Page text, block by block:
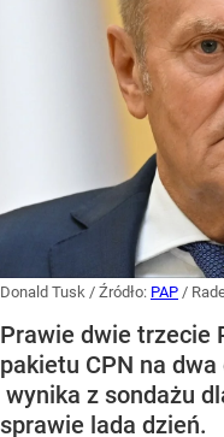
Donald Tusk / Źródło: PAP /
Prawie dwie trzecie
pakietu CPN na
wynika z sondażu
sprawie lada dzień.